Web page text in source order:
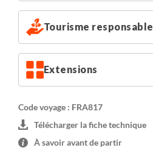
Tourisme responsable
Extensions
Code voyage : FRA817
Télécharger la fiche technique
À savoir avant de partir